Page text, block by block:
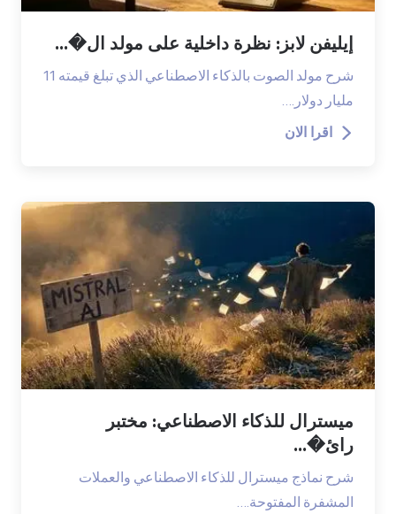
إيليفن لابز: نظرة داخلية على مولد ال�...
شرح مولد الصوت بالذكاء الاصطناعي الذي تبلغ قيمته 11
مليار دولار.…
اقرا الان
ميسترال للذكاء الاصطناعي: مختبر
رائ�...
شرح نماذج ميسترال للذكاء الاصطناعي والعملات
المشفرة المفتوحة.…